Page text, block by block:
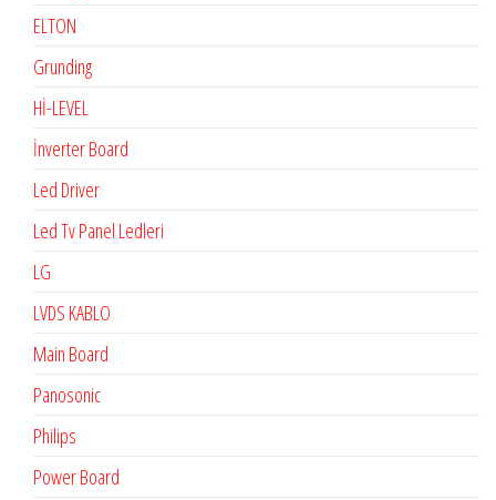
ELTON
Grunding
Hİ-LEVEL
İnverter Board
Led Driver
Led Tv Panel Ledleri
LG
LVDS KABLO
Main Board
Panosonic
Philips
Power Board